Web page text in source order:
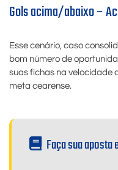
Gols acima/abaixo –
Esse cenário, caso
bom número de
suas fichas na velocidade
meta cearense.
Faça sua aposta